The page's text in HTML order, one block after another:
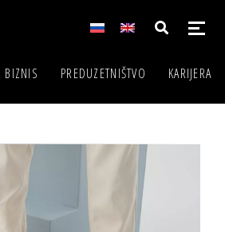
BIZNIS PREDUZETNIŠTVO KARIJERA